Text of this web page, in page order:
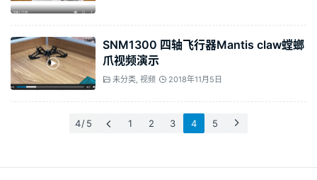
SNM1300 四轴飞行器Mantis claw螳螂
爪视频演示
未分类, 视频 2018年11月5日
4 / 5 1 2 3 4 5